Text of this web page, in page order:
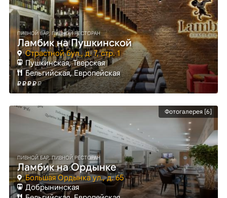
ПИВНОЙ БАР, ПИВНОЙ РЕСТОРАН
Ламбик на Пушкинской
Страстной бул., д. 7, стр. 1
Пушкинская, Тверская
Бельгийская, Европейская
Фотогалерея [6]
ПИВНОЙ БАР, ПИВНОЙ РЕСТОРАН
Ламбик на Ордынке
Большая Ордынка ул., д. 65
Добрынинская